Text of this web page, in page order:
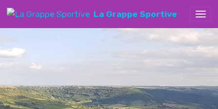
La Grappe Sportive